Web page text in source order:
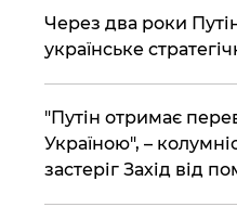
Через два роки
українське
"Путін отримає
Україною", –
застеріг Захід від